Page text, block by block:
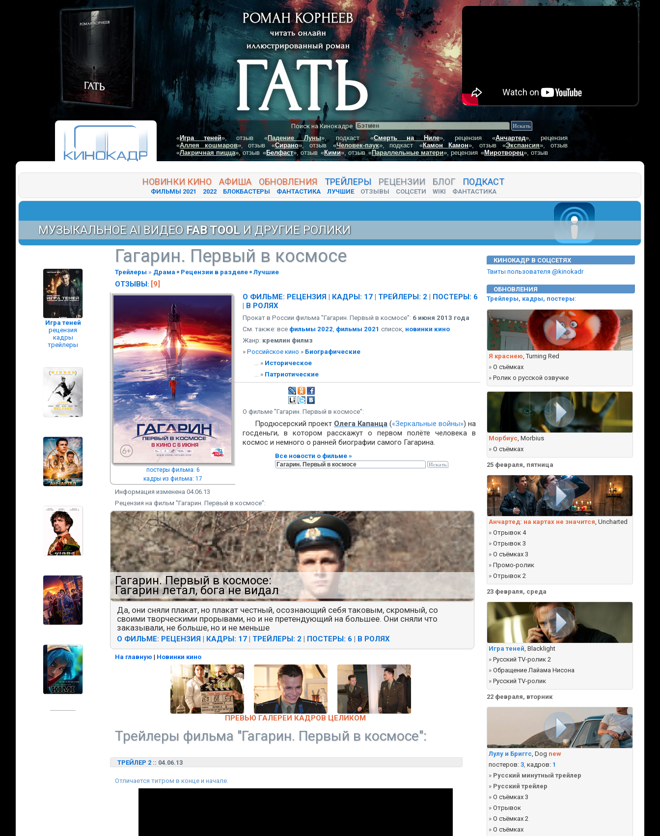
Поиск на Кинокадре
«Игра теней», отзыв «Падение Луны», подкаст «Смерть на Ниле», рецензия «Анчартед», рецензия
«Аллея кошмаров», отзыв «Сирано», отзыв «Человек-паук», подкаст «Камон Камон», отзыв «Экспансия», отзыв
«Лакричная пицца», отзыв «Белфаст», отзыв «Кими», отзыв «Параллельные матери», рецензия «Миротворец», отзыв
НОВИНКИ КИНО АФИША ОБНОВЛЕНИЯ ТРЕЙЛЕРЫ РЕЦЕНЗИИ БЛОГ ПОДКАСТ
ФИЛЬМЫ 2021 2022 БЛОКБАСТЕРЫ ФАНТАСТИКА ЛУЧШИЕ ОТЗЫВЫ СОЦСЕТИ WIKI ФАНТАСТИКА
МУЗЫКАЛЬНОЕ AI ВИДЕО FAB TOOL И ДРУГИЕ РОЛИКИ
Гагарин. Первый в космосе
Трейлеры » Драма Рецензии в разделе Лучшие
ОТЗЫВЫ: [9]
постеры фильма: 6
кадры из фильма: 17
О ФИЛЬМЕ: РЕЦЕНЗИЯ | КАДРЫ: 17 | ТРЕЙЛЕРЫ: 2 | ПОСТЕРЫ: 6
| В РОЛЯХ
Прокат в России фильма "Гагарин. Первый в космосе": 6 июня 2013 года
См. также: все фильмы 2022, фильмы 2021 список, новинки кино
Жанр: кремлин филмз
» Российское кино » Биографические
... » Историческое
... » Патриотические
О фильме "Гагарин. Первый в космосе":
Продюсерский проект Олега Капанца («Зеркальные войны») на
госденьги, в котором расскажут о первом полёте человека в
космос и немного о ранней биографии самого Гагарина.
Все новости о фильме »
Информация изменена 04.06.13
Рецензия на фильм "Гагарин. Первый в космосе":
Гагарин. Первый в космосе:
Гагарин летал, бога не видал
Да, они сняли плакат, но плакат честный, осознающий себя таковым, скромный, со
своими творческими прорывами, но и не претендующий на большее. Они сняли что
заказывали, не больше, но и не меньше
О ФИЛЬМЕ: РЕЦЕНЗИЯ | КАДРЫ: 17 | ТРЕЙЛЕРЫ: 2 | ПОСТЕРЫ: 6 | В РОЛЯХ
На главную | Новинки кино
ПРЕВЬЮ ГАЛЕРЕИ КАДРОВ ЦЕЛИКОМ
Трейлеры фильма "Гагарин. Первый в космосе":
ТРЕЙЛЕР 2 :: 04.06.13
Отличается титром в конце и начале.
КИНОКАДР В СОЦСЕТЯХ
Твиты пользователя @kinokadr
ОБНОВЛЕНИЯ
Трейлеры, кадры, постеры:
Я краснею, Turning Red
» О съёмках
» Ролик о русской озвучке
Морбиус, Morbius
» О съёмках
25 февраля, пятница
Анчартед: на картах не значится, Uncharted
» Отрывок 4
» Отрывок 3
» О съёмках 3
» Промо-ролик
» Отрывок 2
23 февраля, среда
Игра теней, Blacklight
» Русский TV-ролик 2
» Обращение Лайама Нисона
» Русский TV-ролик
22 февраля, вторник
Лулу и Бриггс, Dog new
постеров: 3, кадров: 1
» Русский минутный трейлер
» Русский трейлер
» О съёмках 3
» Отрывок
» О съёмках 2
» О съёмках
Игра теней
рецензия
кадры
трейлеры